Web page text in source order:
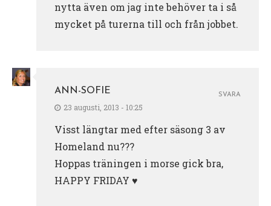
nytta även om jag inte behöver ta i så
mycket på turerna till och från jobbet.
ANN-SOFIE
23 augusti, 2013 - 10:25
Visst längtar med efter säsong 3 av
Homeland nu???
Hoppas träningen i morse gick bra,
HAPPY FRIDAY ♥
SVARA